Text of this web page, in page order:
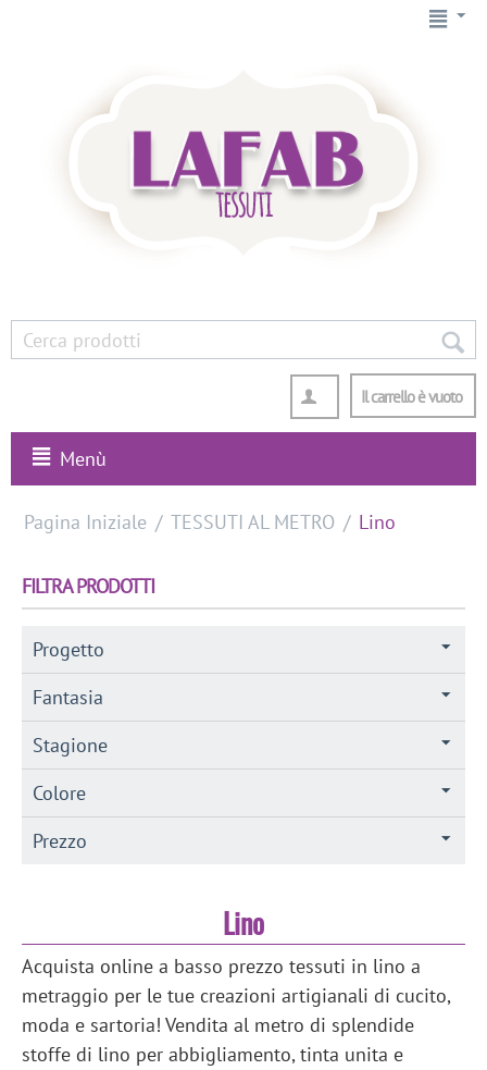
Il carrello è vuoto
Menù
Pagina Iniziale / TESSUTI AL METRO / Lino
FILTRA PRODOTTI
Progetto
Fantasia
Stagione
Colore
Prezzo
Lino
Acquista online a basso prezzo tessuti in lino a
metraggio per le tue creazioni artigianali di cucito,
moda e sartoria! Vendita al metro di splendide
stoffe di lino per abbigliamento, tinta unita e